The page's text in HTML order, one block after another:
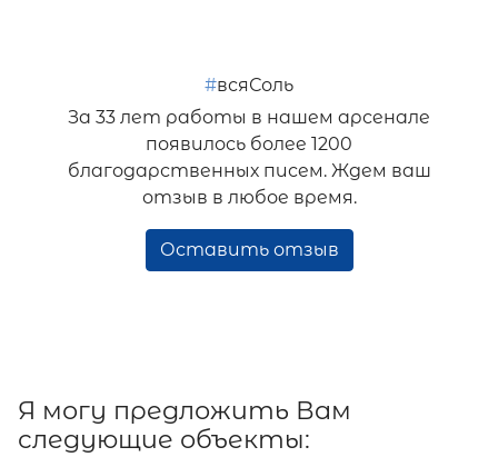
#всяСоль
За 33 лет работы в нашем арсенале
появилось более 1200
благодарственных писем. Ждем ваш
отзыв в любое время.
Оставить отзыв
Я могу предложить Вам
следующие объекты: